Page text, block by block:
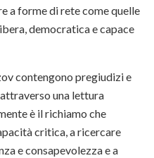
a forme di rete come quelle
democratica e capace
contengono pregiudizi e
una lettura
è il richiamo che
critica, a ricercare
e consapevolezza e a